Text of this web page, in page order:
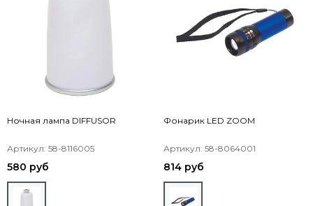
Ночная лампа DIFFUSOR
Артикул: 58-8116005
580 руб
Фонарик LED ZOOM
Артикул: 58-8064001
814 руб